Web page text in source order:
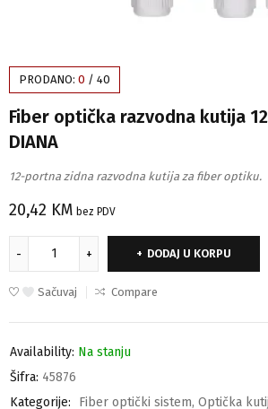
PRODANO: 0 / 40
Fiber optička razvodna kutija
DIANA
12-portna zidna razvodna kutija za fiber optiku.
20,42 KM bez PDV
DODAJ U KORPU
Sačuvaj Compare
Availability: Na stanju
Šifra: 45876
Kategorije:
Fiber optički sistem, Optička